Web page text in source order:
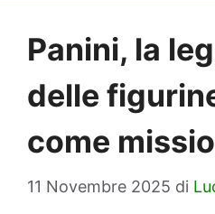
Panini, la
delle
come
11 Novembre 2025 di